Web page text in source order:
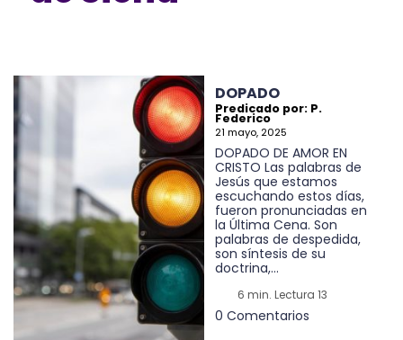
DOPADO
Predicado por: P.
Federico
21 mayo, 2025
DOPADO DE AMOR EN
CRISTO Las palabras de
Jesús que estamos
escuchando estos días,
fueron pronunciadas en
la Última Cena. Son
palabras de despedida,
son síntesis de su
doctrina,...
6 min. Lectura 13
0 Comentarios